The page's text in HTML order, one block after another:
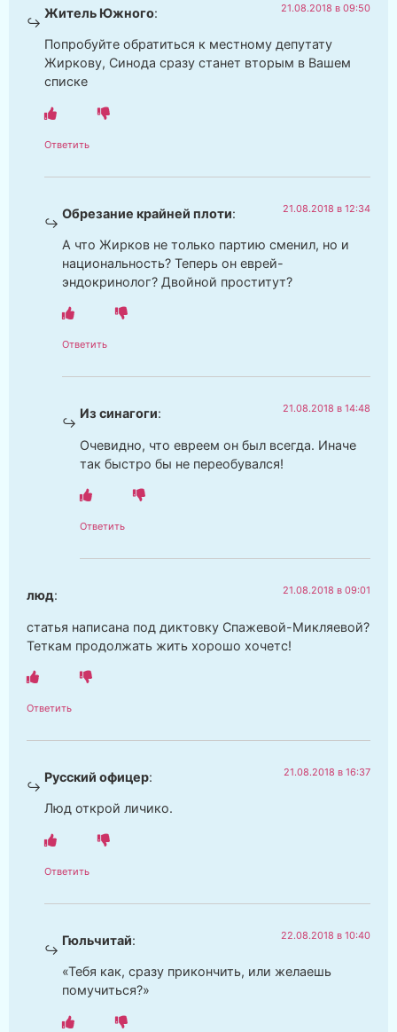
Житель Южного: 21.08.2018 в 09:50
Попробуйте обратиться к местному депутату
Жиркову, Синода сразу станет вторым в Вашем
списке
Ответить
Обрезание крайней плоти: 21.08.2018 в 12:34
А что Жирков не только партию сменил, но и
национальность? Теперь он еврей-
эндокринолог? Двойной проститут?
Ответить
Из синагоги: 21.08.2018 в 14:48
Очевидно, что евреем он был всегда. Иначе
так быстро бы не переобувался!
Ответить
люд: 21.08.2018 в 09:01
статья написана под диктовку Спажевой-Микляевой?
Теткам продолжать жить хорошо хочетс!
Ответить
Русский офицер: 21.08.2018 в 16:37
Люд открой личико.
Ответить
Гюльчитай: 22.08.2018 в 10:40
«Тебя как, сразу прикончить, или желаешь
помучиться?»